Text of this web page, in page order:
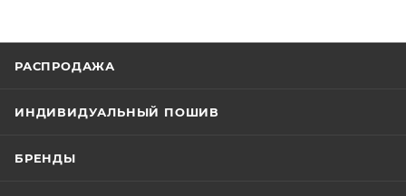
РАСПРОДАЖА
ИНДИВИДУАЛЬНЫЙ ПОШИВ
БРЕНДЫ